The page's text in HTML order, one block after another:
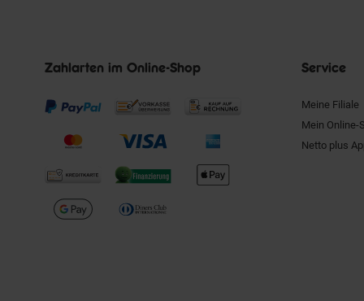
Zahlarten im Online-Shop Service
Meine Filiale
Mein Online-
Netto plus